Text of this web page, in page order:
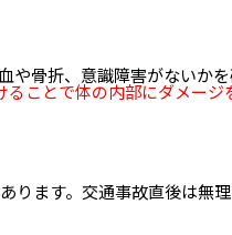
や骨折、意識障害がないか
ことで体の内部にダメージ
ります。交通事故直後は無